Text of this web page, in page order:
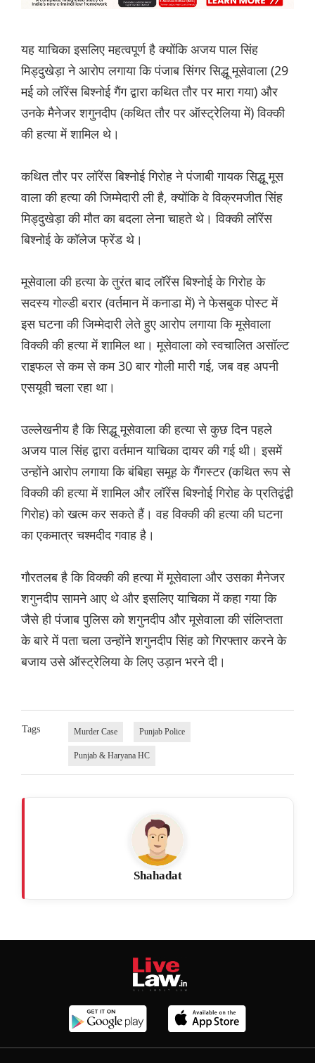
यह याचिका इसलिए महत्वपूर्ण है क्योंकि अजय पाल सिंह
मिड्दुखेड़ा ने आरोप लगाया कि पंजाब सिंगर सिद्धू मूसेवाला (29
मई को लॉरेंस बिश्नोई गैंग द्वारा कथित तौर पर मारा गया) और
उनके मैनेजर शगुनदीप (कथित तौर पर ऑस्ट्रेलिया में) विक्की
की हत्या में शामिल थे।
कथित तौर पर लॉरेंस बिश्नोई गिरोह ने पंजाबी गायक सिद्धू मूस
वाला की हत्या की जिम्मेदारी ली है, क्योंकि वे विक्रमजीत सिंह
मिड्दुखेड़ा की मौत का बदला लेना चाहते थे। विक्की लॉरेंस
बिश्नोई के कॉलेज फ्रेंड थे।
मूसेवाला की हत्या के तुरंत बाद लॉरेंस बिश्नोई के गिरोह के
सदस्य गोल्डी बरार (वर्तमान में कनाडा में) ने फेसबुक पोस्ट में
इस घटना की जिम्मेदारी लेते हुए आरोप लगाया कि मूसेवाला
विक्की की हत्या में शामिल था। मूसेवाला को स्वचालित असॉल्ट
राइफल से कम से कम 30 बार गोली मारी गई, जब वह अपनी
एसयूवी चला रहा था।
उल्लेखनीय है कि सिद्धू मूसेवाला की हत्या से कुछ दिन पहले
अजय पाल सिंह द्वारा वर्तमान याचिका दायर की गई थी। इसमें
उन्होंने आरोप लगाया कि बंबिहा समूह के गैंगस्टर (कथित रूप से
विक्की की हत्या में शामिल और लॉरेंस बिश्नोई गिरोह के प्रतिद्वंद्वी
गिरोह) को खत्म कर सकते हैं। वह विक्की की हत्या की घटना
का एकमात्र चश्मदीद गवाह है।
गौरतलब है कि विक्की की हत्या में मूसेवाला और उसका मैनेजर
शगुनदीप सामने आए थे और इसलिए याचिका में कहा गया कि
जैसे ही पंजाब पुलिस को शगुनदीप और मूसेवाला की संलिप्तता
के बारे में पता चला उन्होंने शगुनदीप सिंह को गिरफ्तार करने के
बजाय उसे ऑस्ट्रेलिया के लिए उड़ान भरने दी।
Tags Murder Case Punjab Police
Punjab & Haryana HC
Shahadat